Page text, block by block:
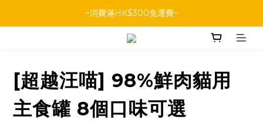
~消費滿HK$300免運費~
[超越汪喵] 98%鮮肉貓用
主食罐 8個口味可選